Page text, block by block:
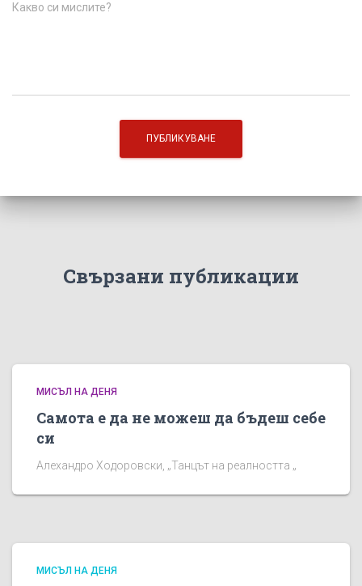
Какво си мислите?
Свързани публикации
МИСЪЛ НА ДЕНЯ
Самота е да не можеш да бъдеш себе
си
Алехандро Ходоровски, „Танцът на реалността „
МИСЪЛ НА ДЕНЯ